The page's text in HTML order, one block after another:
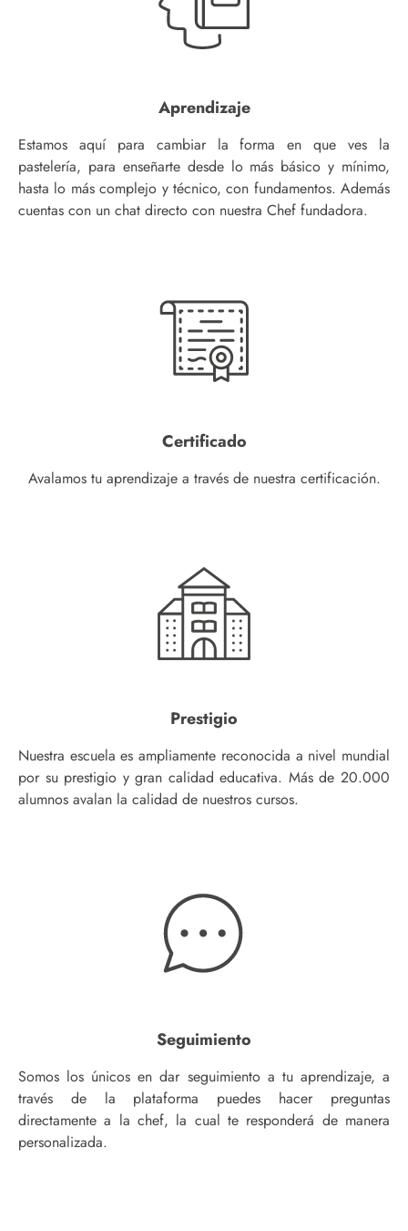
Aprendizaje
Estamos aquí para cambiar la forma en que ves la
pastelería, para enseñarte desde lo más básico y mínimo,
hasta lo más complejo y técnico, con fundamentos. Además
cuentas con un chat directo con nuestra Chef fundadora.
Certificado
Avalamos tu aprendizaje a través de nuestra certificación.
Prestigio
Nuestra escuela es ampliamente reconocida a nivel mundial
por su prestigio y gran calidad educativa. Más de 20.000
alumnos avalan la calidad de nuestros cursos.
Seguimiento
Somos los únicos en dar seguimiento a tu aprendizaje, a
través de la plataforma puedes hacer preguntas
directamente a la chef, la cual te responderá de manera
personalizada.